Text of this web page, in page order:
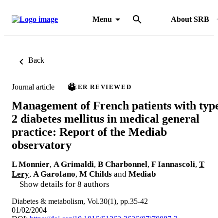
Menu About SRB
Back
Journal article PEER REVIEWED
Management of French patients with
2 diabetes mellitus in medical general
practice: Report of the Mediab
observatory
L Monnier, A Grimaldi, B Charbonnel, F Iannascoli, T
Lery, A Garofano, M Childs and Mediab
Show details for 8 authors
Diabetes & metabolism, Vol.30(1), pp.35-42
01/02/2004